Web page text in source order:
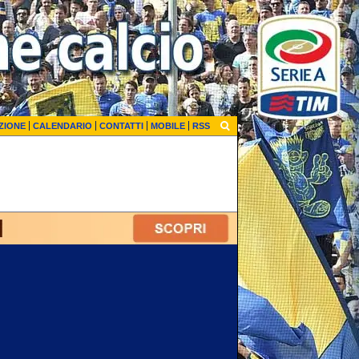
CALENDARIO CONTATTI MOBILE RSS